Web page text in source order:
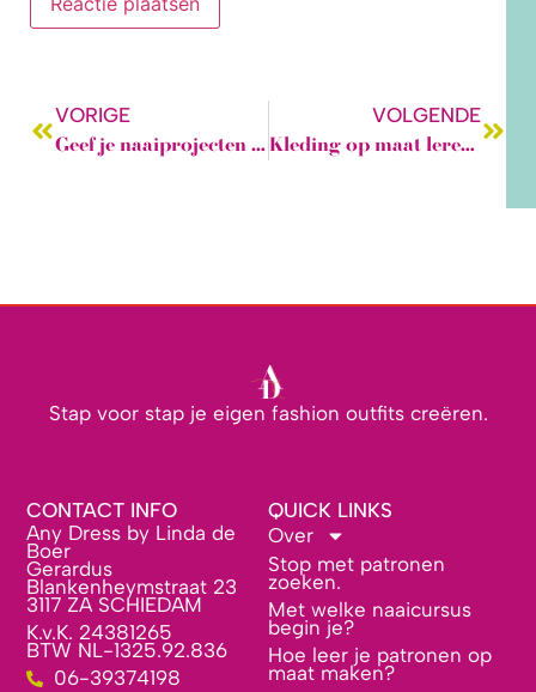
VORIGE
Geef je naaiprojecten een tweede leven!
VOLGENDE
Kleding op maat leren maken? Ontdek hoe je online lessen je helpen!
Stap voor stap je eigen fashion outfits creëren.
CONTACT INFO
Any Dress by Linda de
Boer
Gerardus
Blankenheymstraat 23
3117 ZA SCHIEDAM
K.v.K. 24381265
BTW NL-1325.92.836
06-39374198
QUICK LINKS
Over
Stop met patronen
zoeken.
Met welke naaicursus
begin je?
Hoe leer je patronen op
maat maken?